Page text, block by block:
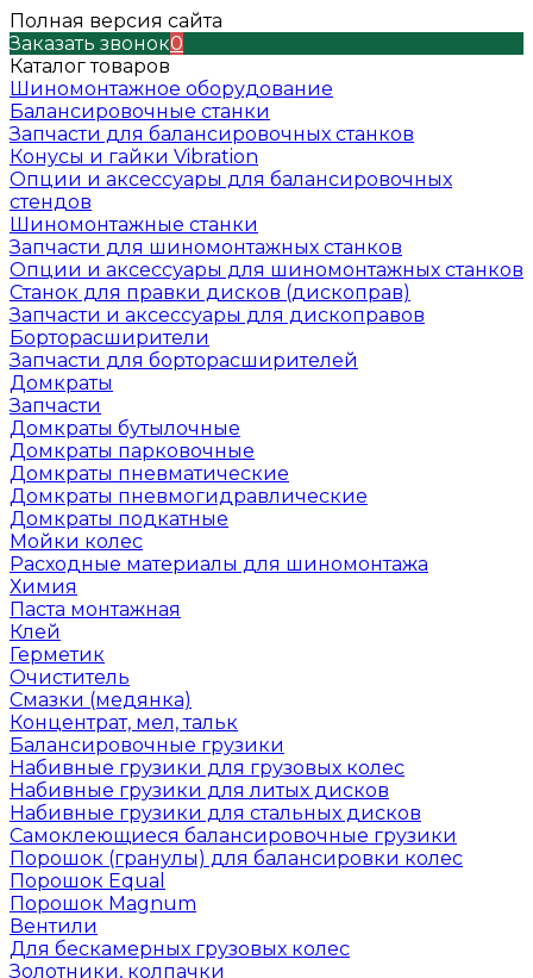
Полная версия сайта
Заказать звонок0
Каталог товаров
Шиномонтажное оборудование
Балансировочные станки
Запчасти для балансировочных станков
Конусы и гайки Vibration
Опции и аксессуары для балансировочных
стендов
Шиномонтажные станки
Запчасти для шиномонтажных станков
Опции и аксессуары для шиномонтажных станков
Станок для правки дисков (дископрав)
Запчасти и аксессуары для дископравов
Борторасширители
Запчасти для борторасширителей
Домкраты
Запчасти
Домкраты бутылочные
Домкраты парковочные
Домкраты пневматические
Домкраты пневмогидравлические
Домкраты подкатные
Мойки колес
Расходные материалы для шиномонтажа
Химия
Паста монтажная
Клей
Герметик
Очиститель
Смазки (медянка)
Концентрат, мел, тальк
Балансировочные грузики
Набивные грузики для грузовых колес
Набивные грузики для литых дисков
Набивные грузики для стальных дисков
Самоклеющиеся балансировочные грузики
Порошок (гранулы) для балансировки колес
Порошок Equal
Порошок Magnum
Вентили
Для бескамерных грузовых колес
Золотники, колпачки